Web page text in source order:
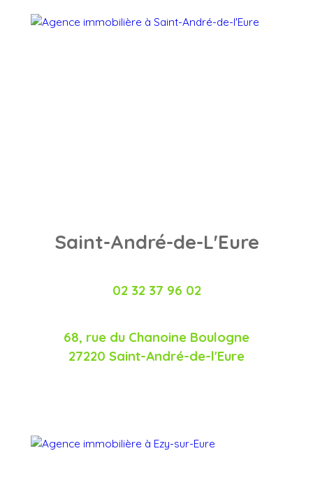
Saint-André-de-L'Eure
02 32 37 96 02
68, rue du Chanoine Boulogne
27220 Saint-André-de-l'Eure